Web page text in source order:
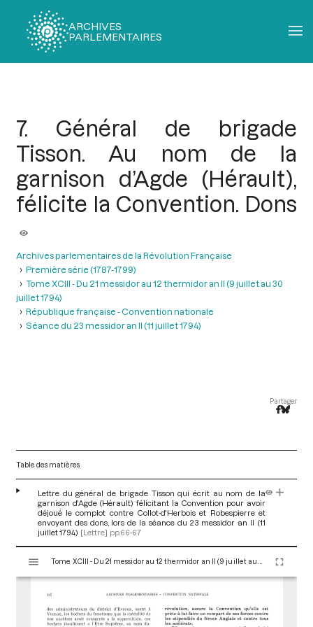
ARCHIVES
PARLEMENTAIRES
7. Général de brigade
Tisson. Au nom de la
garnison d’Agde (Hérault),
félicite la Convention. Dons
Archives parlementaires de la Révolution Française
Première série (1787-1799)
Tome XCIII - Du 21 messidor au 12 thermidor an II (9 juillet au 30
juillet 1794)
République française - Convention nationale
Séance du 23 messidor an II (11 juillet 1794)
Partager
Table des matières
Lettre du général de brigade Tisson qui écrit au nom de la
garnison d'Agde (Hérault) félicitant la Convention pour avoir
déjoué le complot contre Collot-d'Herbois et Robespierre et
envoyant des dons, lors de la séance du 23 messidor an II (11
juillet 1794) [Lettre] pp.66-67
s